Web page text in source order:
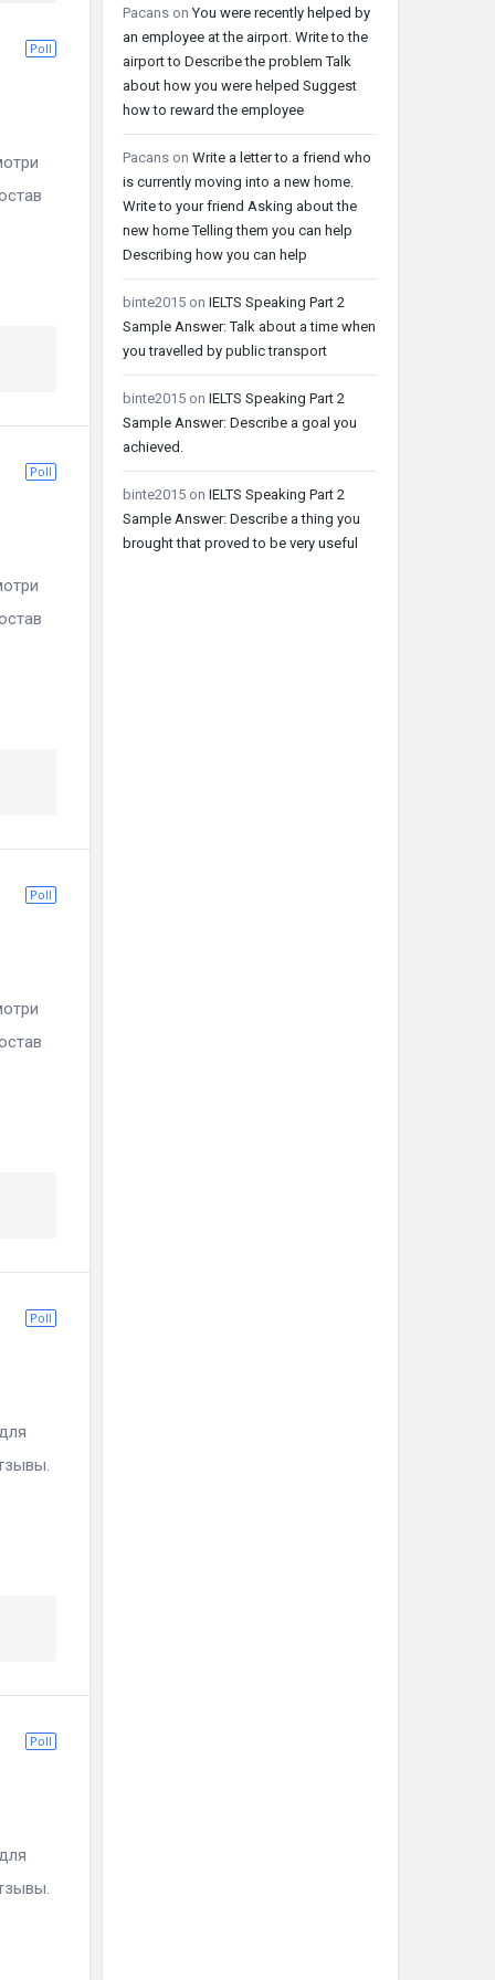
Poll
Poll
Poll
Poll
Poll
Pacans onYou were recently helped by
an employee at the airport. Write to the
airport to Describe the problem Talk
about how you were helped Suggest
how to reward the employee
Pacans on Write a letter to a friend who
is currently moving into a new home.
Write to your friend Asking about the
new home Telling them you can help
Describing how you can help
binte2015 on IELTS Speaking Part 2
Sample Answer: Talk about a time when
you travelled by public transport
binte2015 on IELTS Speaking Part 2
Sample Answer: Describe a goal you
achieved.
binte2015 on IELTS Speaking Part 2
Sample Answer: Describe a thing you
brought that proved to be very useful